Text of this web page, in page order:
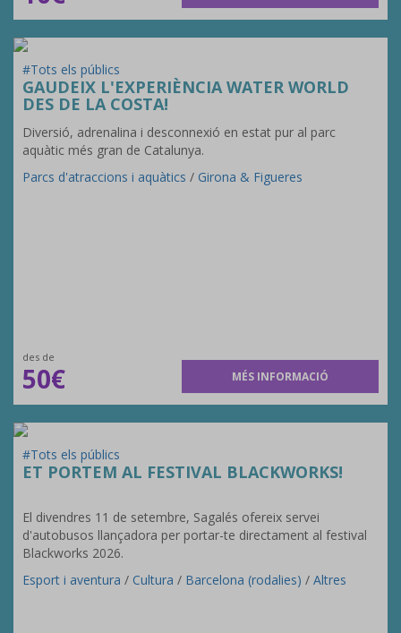
#Tots els públics
GAUDEIX L'EXPERIÈNCIA WATER WORLD
DES DE LA COSTA!
Diversió, adrenalina i desconnexió en estat pur al parc
aquàtic més gran de Catalunya.
Parcs d'atraccions i aquàtics / Girona & Figueres
des de
50€ MÉS INFORMACIÓ
#Tots els públics
ET PORTEM AL FESTIVAL BLACKWORKS!
El divendres 11 de setembre, Sagalés ofereix servei
d'autobusos llançadora per portar-te directament al festival
Blackworks 2026.
Esport i aventura / Cultura / Barcelona (rodalies) / Altres